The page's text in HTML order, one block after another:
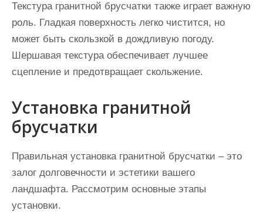
Текстура гранитной брусчатки также играет важную
роль. Гладкая поверхность легко чистится, но
может быть скользкой в дождливую погоду.
Шершавая текстура обеспечивает лучшее
сцепление и предотвращает скольжение.
Установка гранитной
брусчатки
Правильная установка гранитной брусчатки – это
залог долговечности и эстетики вашего
ландшафта. Рассмотрим основные этапы
установки.